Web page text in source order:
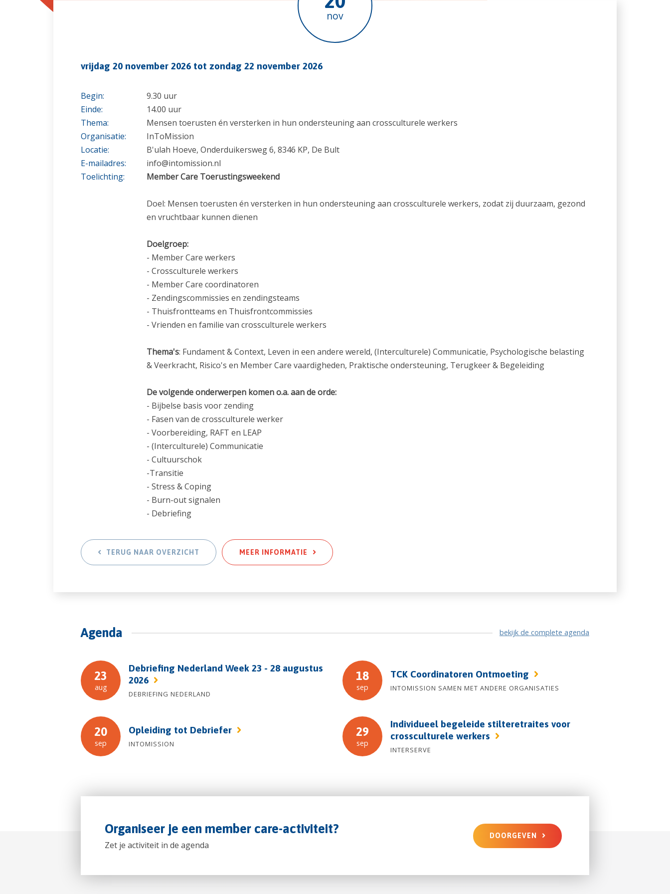
nov
vrijdag 20 november 2026 tot zondag 22 november 2026
Begin:
9.30 uur
Einde:
14.00 uur
Thema:
Mensen toerusten én versterken in hun ondersteuning aan crossculturele werkers
Organisatie:
InToMission
Locatie:
B'ulah Hoeve, Onderduikersweg 6, 8346 KP, De Bult
E-mailadres:
info@intomission.nl
Toelichting:
Member Care Toerustingsweekend
Doel: Mensen toerusten én versterken in hun ondersteuning aan crossculturele werkers, zodat zij duurzaam, gezond
en vruchtbaar kunnen dienen
Doelgroep:
- Member Care werkers
- Crossculturele werkers
- Member Care coordinatoren
- Zendingscommissies en zendingsteams
- Thuisfrontteams en Thuisfrontcommissies
- Vrienden en familie van crossculturele werkers
Thema's: Fundament & Context, Leven in een andere wereld, (Interculturele) Communicatie, Psychologische belasting
& Veerkracht, Risico's en Member Care vaardigheden, Praktische ondersteuning, Terugkeer & Begeleiding
De volgende onderwerpen komen o.a. aan de orde:
- Bijbelse basis voor zending
- Fasen van de crossculturele werker
- Voorbereiding, RAFT en LEAP
- (Interculturele) Communicatie
- Cultuurschok
-Transitie
- Stress & Coping
- Burn-out signalen
- Debriefing
TERUG NAAR OVERZICHT MEER INFORMATIE
Agenda bekijk de complete agenda
23
aug
Debriefing Nederland Week 23 - 28 augustus
2026
DEBRIEFING NEDERLAND
18
sep
TCK Coordinatoren Ontmoeting
INTOMISSION SAMEN MET ANDERE ORGANISATIES
20
sep
Opleiding tot Debriefer
INTOMISSION
29
sep
Individueel begeleide stilteretraites voor
crossculturele werkers
INTERSERVE
Organiseer je een member care-activiteit?
Zet je activiteit in de agenda
DOORGEVEN